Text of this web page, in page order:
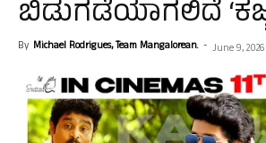
ಬಿಡುಗಡೆಯಾಗಲಿದೆ
By Michael Rodrigues, Team Mangalorean. - June 9, 2026